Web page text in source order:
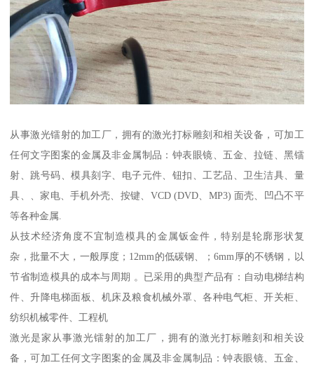
从事激光镭射的加工厂，拥有的激光打标雕刻和相关设备，可加工
任何文字图案的金属及非金属制品：钟表眼镜、五金、拉链、黑镭
射、跳号码、模具刻字、电子元件、钮扣、工艺品、卫生洁具、量
具、、家电、手机外壳、按键、VCD (DVD、MP3) 面壳、凹凸不平
等各种金属.
从技术经济角度不宜制造模具的金属钣金件，特别是轮廓形状复
杂，批量不大，一般厚度；12mm的低碳钢、；6mm厚的不锈钢，以
节省制造模具的成本与周期 。已采用的典型产品有：自动电梯结构
件、升降电梯面板、机床及粮食机械外罩、各种电气柜、开关柜、
纺织机械零件、工程机
激光是家从事激光镭射的加工厂，拥有的激光打标雕刻和相关设
备，可加工任何文字图案的金属及非金属制品：钟表眼镜、五金、